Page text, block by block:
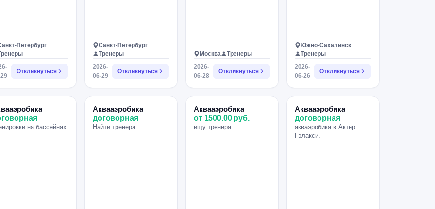
Петербург
Откликнуться
Санкт-Петербург
Тренеры
2026-
06-29
Откликнуться
Москва
Тренеры
2026-
06-28
Откликнуться
Южно-Сахалинск
Тренеры
2026-
06-26
Откликнуться
на бассейнах.
Аквааэробика
договорная
Найти тренера.
Аквааэробика
от 1500.00 руб.
ищу тренера.
Аквааэробика
договорная
акваэробика в Актёр
Гэлакси.